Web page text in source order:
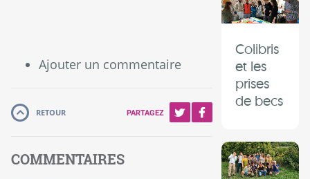
Colibris
et les
prises
de becs
Ajouter un commentaire
RETOUR PARTAGEZ
COMMENTAIRES